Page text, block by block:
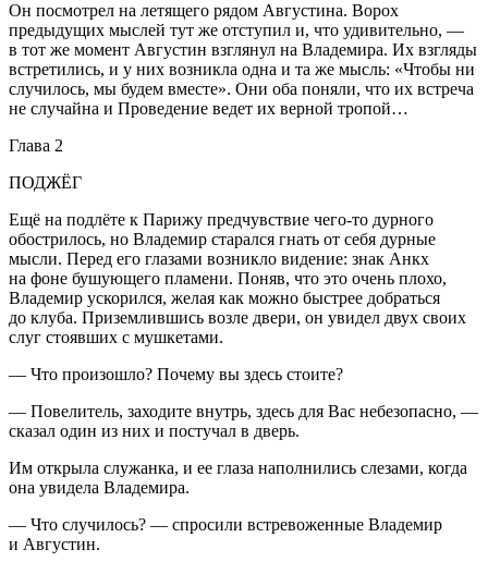
Он посмотрел на летящего рядом Августина. Ворох
предыдущих мыслей тут же отступил и, что удивительно, —
в тот же момент Августин взглянул на Владемира. Их взгляды
встретились, и у них возникла одна и та же мысль: «Чтобы ни
случилось, мы будем вместе». Они оба поняли, что их встреча
не случайна и Проведение ведет их верной тропой…
Глава 2
ПОДЖЁГ
Ещё на подлёте к Парижу предчувствие чего-то дурного
обострилось, но Владемир старался гнать от себя дурные
мысли. Перед его глазами возникло видение: знак Анкх
на фоне бушующего пламени. Поняв, что это очень плохо,
Владемир ускорился, желая как можно быстрее добраться
до клуба. Приземлившись возле двери, он увидел двух своих
слуг стоявших с мушкетами.
— Что произошло? Почему вы здесь стоите?
— Повелитель, заходите внутрь, здесь для Вас небезопасно, —
сказал один из них и постучал в дверь.
Им открыла служанка, и ее глаза наполнились слезами, когда
она увидела Владемира.
— Что случилось? — спросили встревоженные Владемир
и Августин.